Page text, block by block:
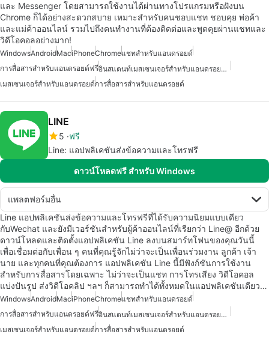
และ Messenger โดยสามารถใช้งานได้ผ่านทางโปรแกรมหรือฝังบน
Chrome ก็ได้อย่างสะดวกสบาย เหมาะสำหรับคนชอบแชท ชอบคุย พ่อค้า
และแม่ค้าออนไลน์ รวมไปถึงคนทำงานที่ต้องติดต่อและพูดคุยผ่านแชทและ
วิดีโอคอลอย่างมาก!
WindowsAndroidMaciPhoneChromeแชทสำหรับแอนดรอยด์
การสื่อสารสำหรับแอนดรอยด์ฟรี
อินสแตนท์เมสเซนเจอร์สำหรับแอนดรอยด์ฟรี
เมสเซนเจอร์สำหรับแอนดรอยด์การสื่อสารสำหรับแอนดรอยด์
LINE
5 ฟรี
Line: แอปพลิเคชันส่งข้อความและโทรฟรี
ดาวน์โหลดฟรี สำหรับ Windows
แพลตฟอร์มอื่น
Line แอปพลิเคชันส่งข้อความและโทรฟรีที่ได้รับความนิยมแบบเดียว
กับWechat และยังมีเวอร์ชันสำหรับผู้ค้าออนไลน์ที่เรียกว่า Line@ อีกด้วย
ดาวน์โหลดและติดตั้งแอปพลิเคชัน Line ลงบนสมาร์ทโฟนของคุณวันนี้
เพื่อเชื่อมต่อกับเพื่อน ๆ คนที่คุณรู้จักไม่ว่าจะเป็นเพื่อนร่วมงาน ลูกค้า เจ้า
นาย และทุกคนที่คุณต้องการ แอปพลิเคชัน Line นี้มีฟังก์ชันการใช้งาน
สำหรับการสื่อสารโดยเฉพาะ ไม่ว่าจะเป็นแชท การโทรเสียง วิดีโอคอล
แบ่งปันรูป ส่งวิดีโอคลิป ฯลฯ ก็สามารถทำได้ทั้งหมดในแอปพลิเคชันเดียว…
WindowsAndroidMaciPhoneChromeแชทสำหรับแอนดรอยด์
การสื่อสารสำหรับแอนดรอยด์ฟรี
อินสแตนท์เมสเซนเจอร์สำหรับแอนดรอยด์ฟรี
เมสเซนเจอร์สำหรับแอนดรอยด์การสื่อสารสำหรับแอนดรอยด์